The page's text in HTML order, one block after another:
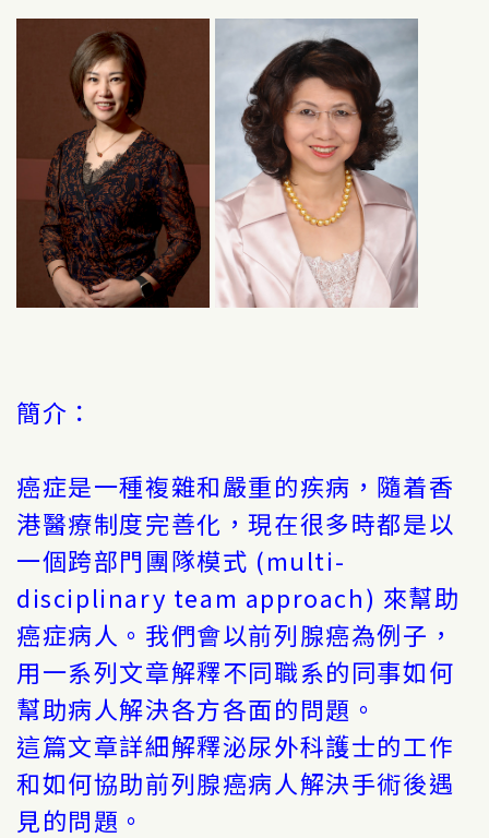
簡介：
癌症是一種複雜和嚴重的疾病，隨着香
港醫療制度完善化，現在很多時都是以
一個跨部門團隊模式 (multi-
disciplinary team approach) 來幫助
癌症病人。我們會以前列腺癌為例子，
用一系列文章解釋不同職系的同事如何
幫助病人解決各方各面的問題。
這篇文章詳細解釋泌尿外科護士的工作
和如何協助前列腺癌病人解決手術後遇
見的問題。